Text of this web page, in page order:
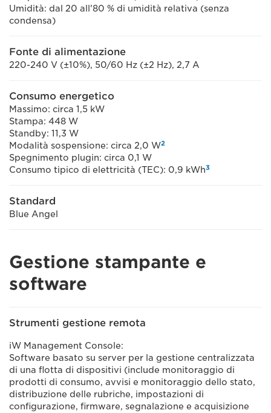
Umidità: dal 20 all'80 % di umidità relativa (senza
condensa)
Fonte di alimentazione
220-240 V (±10%), 50/60 Hz (±2 Hz), 2,7 A
Consumo energetico
Massimo: circa 1,5 kW
Stampa: 448 W
Standby: 11,3 W
Modalità sospensione: circa 2,0 W2
Spegnimento plugin: circa 0,1 W
Consumo tipico di elettricità (TEC): 0,9 kWh3
Standard
Blue Angel
Gestione stampante e
software
Strumenti gestione remota
iW Management Console:
Software basato su server per la gestione centralizzata
di una flotta di dispositivi (include monitoraggio di
prodotti di consumo, avvisi e monitoraggio dello stato,
distribuzione delle rubriche, impostazioni di
configurazione, firmware, segnalazione e acquisizione